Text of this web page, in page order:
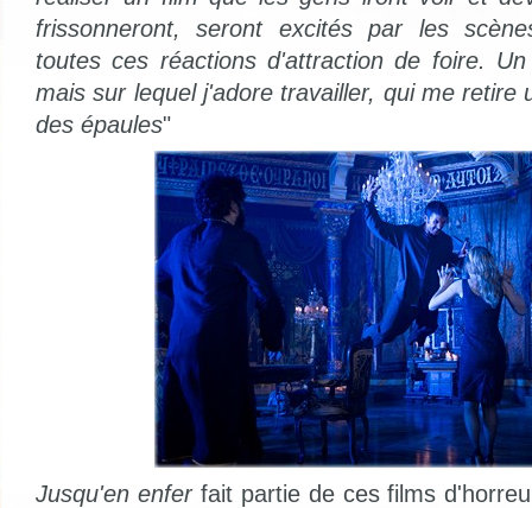
frissonneront, seront excités par les
toutes ces réactions d'attraction de foire.
mais sur lequel j'adore travailler, qui me retire
des épaules"
Jusqu'en enferfait partie de ces films